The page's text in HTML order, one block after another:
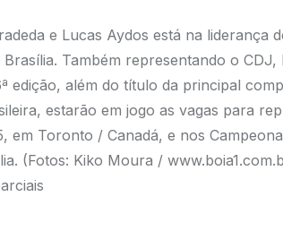
e Lucas Aydos está na liderança
Também representando o
edição, além do título da principal
estarão em jogo as vagas para
em Toronto / Canadá, e nos
(Fotos: Kiko Moura /